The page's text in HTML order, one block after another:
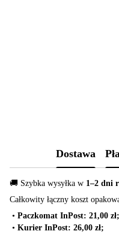
Dostawa
🚚 Szybka wysyłka w 1–2 dni
Całkowity łączny koszt
• Paczkomat InPost: 21,00 zł;
• Kurier InPost: 26,00 zł;